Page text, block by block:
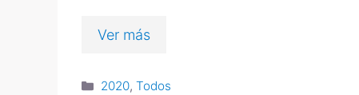
Ver más
2020,Todos